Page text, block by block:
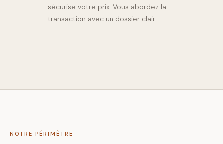
sécurise votre prix. Vous abordez la
transaction avec un dossier clair.
NOTRE PÉRIMÈTRE